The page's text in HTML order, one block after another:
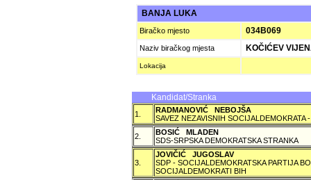
BANJA LUKA
Biračko mjesto 034B069
Naziv biračkog mjesta KOČIĆEV
Lokacija
Kandidat/Stranka
1.
RADMANOVIĆ NEBOJŠA
SAVEZ NEZAVISNIH SOCIJALDEMOKRATA
2.
BOSIĆ MLADEN
SDS-SRPSKA DEMOKRATSKA STRANKA
3.
JOVIČIĆ JUGOSLAV
SDP - SOCIJALDEMOKRATSKA PARTIJA
SOCIJALDEMOKRATI BIH